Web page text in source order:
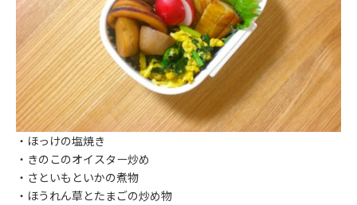
・ほっけの塩焼き
・きのこのオイスター炒め
・さといもといかの煮物
・ほうれん草とたまごの炒め物